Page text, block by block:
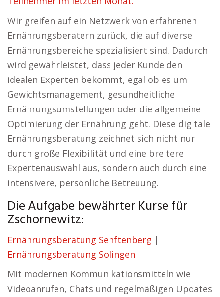
Wir greifen auf ein Netzwerk von erfahrenen
Ernährungsberatern zurück, die auf diverse
Ernährungsbereiche spezialisiert sind. Dadurch
wird gewährleistet, dass jeder Kunde den
idealen Experten bekommt, egal ob es um
Gewichtsmanagement, gesundheitliche
Ernährungsumstellungen oder die allgemeine
Optimierung der Ernährung geht. Diese digitale
Ernährungsberatung zeichnet sich nicht nur
durch große Flexibilität und eine breitere
Expertenauswahl aus, sondern auch durch eine
intensivere, persönliche Betreuung.
Die Aufgabe bewährter Kurse für
Zschornewitz:
Ernährungsberatung Senftenberg |
Ernährungsberatung Solingen
Mit modernen Kommunikationsmitteln wie
Videoanrufen, Chats und regelmäßigen Updates